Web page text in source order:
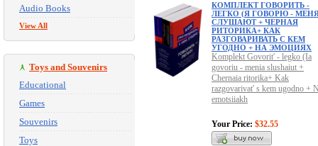
Audio Books
View All
Toys and Souvenirs
Educational
Games
Souvenirs
Toys
КОМПЛЕКТ ГОВОРИТЬ -
ЛЕГКО (Я ГОВОРЮ -
СЛУШАЮТ + ЧЕРНАЯ
РИТОРИКА+ КАК
РАЗГОВАРИВАТЬ С КЕМ
УГОДНО + НА ЭМОЦИЯХ
Komplekt Govorit' - legko (Ia
govoriu - menia slushaiut +
Chernaia ritorika+ Kak
razgovarivat' s kem ugodno +
emotsiiakh
Your Price: $32.55